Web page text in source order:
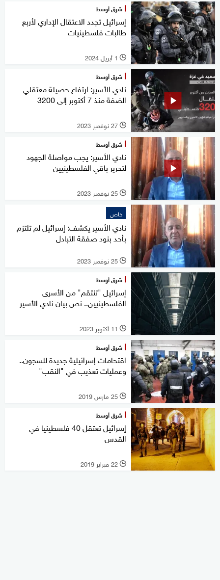
شرق أوسط
إسرائيل تجدد الاعتقال الإداري لأربع
طالبات فلسطينيات
l 1 أبريل 2024
شرق أوسط
نادي الأسير: ارتفاع حصيلة معتقلي
الضفة منذ 7 أكتوبر إلى 3200
l 27 نوفمبر 2023
شرق أوسط
نادي الأسير: يجب مواصلة الجهود
لتحرير باقي الفلسطينيين
l 25 نوفمبر 2023
خاص
نادي الأسير يكشف: إسرائيل لم تلتزم
بأحد بنود صفقة التبادل
l 25 نوفمبر 2023
شرق أوسط
إسرائيل "تنتقم" من الأسرى
الفلسطينيين.. نص بيان نادي الأسير
l 11 أكتوبر 2023
شرق أوسط
اقتحامات إسرائيلية جديدة للسجون..
وعمليات تعذيب في "النقب"
l 25 مارس 2019
شرق أوسط
إسرائيل تعتقل 40 فلسطينيا في
القدس
l 22 فبراير 2019